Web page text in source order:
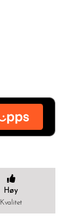
Høy
Kvalitet